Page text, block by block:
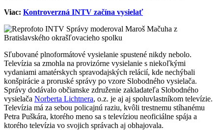
Viac: Kontroverzná INTV začína vysielať
Sľubované plnoformátové vysielanie spustené nikdy nebolo.
Televízia sa zmohla na provizórne vysielanie s niekoľkými
vydaniami amatérskych spravodajských relácií, kde nechýbali
konšpirácie a proruské správy po vzore Slobodného vysielača.
Správy dodávalo občianske združenie zakladateľa Slobodného
vysielača Norberta Lichtnera, o.z. je aj aj spoluvlastníkom televízie.
Televízia má za sebou policajnú raziu, kvôli trestnemu stíhanému
Petra Puškára, ktorého meno sa s televíziou neoficiálne spája a
ktorého televízia vo svojich správach aj obhajovala.